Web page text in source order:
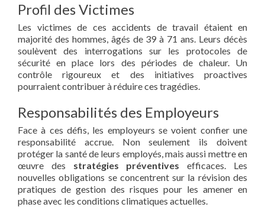
Profil des Victimes
Les victimes de ces accidents de travail étaient en
majorité des hommes, âgés de 39 à 71 ans. Leurs décès
soulèvent des interrogations sur les protocoles de
sécurité en place lors des périodes de chaleur. Un
contrôle rigoureux et des initiatives proactives
pourraient contribuer à réduire ces tragédies.
Responsabilités des Employeurs
Face à ces défis, les employeurs se voient confier une
responsabilité accrue. Non seulement ils doivent
protéger la santé de leurs employés, mais aussi mettre en
œuvre des stratégies préventives efficaces. Les
nouvelles obligations se concentrent sur la révision des
pratiques de gestion des risques pour les amener en
phase avec les conditions climatiques actuelles.